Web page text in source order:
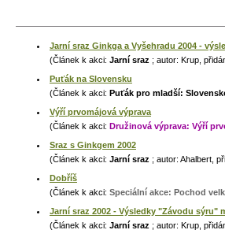
Jarní sraz Ginkga a Vyšehradu 2004 -
(Článek k akci: Jarní sraz ; autor: Krup,
Puťák na Slovensku
(Článek k akci: Puťák pro mladší:
Výří prvomájová výprava
(Článek k akci: Družinová výprava: Výří
Sraz s Ginkgem 2002
(Článek k akci: Jarní sraz ; autor: Ahalbert,
Dobříš
(Článek k akci: Speciální akce: Pochod
Jarní sraz 2002 - Výsledky "Závodu sýru"
(Článek k akci: Jarní sraz ; autor: Krup,